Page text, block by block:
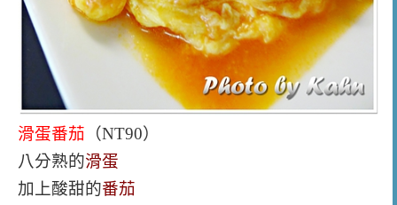
滑蛋番茄 （NT90）
八分熟的滑蛋
加上酸甜的番茄